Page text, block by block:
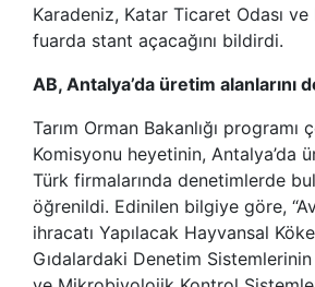
Karadeniz, Katar Ticaret Odası
fuarda stant açacağını bildirdi.
AB, Antalya’da üretim alanlarını
Tarım Orman Bakanlığı programı
Komisyonu heyetinin, Antalya’da
Türk firmalarında denetimlerde
öğrenildi. Edinilen bilgiye göre,
ihracatı Yapılacak Hayvansal
Gıdalardaki Denetim